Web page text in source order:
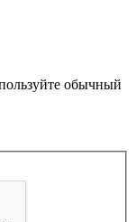
обычный